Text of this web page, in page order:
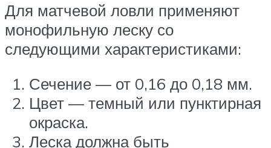
Для матчевой ловли применяют
монофильную леску со
следующими характеристиками:
Сечение — от 0,16 до 0,18 мм.
Цвет — темный или пунктирная
окраска.
Леска должна быть